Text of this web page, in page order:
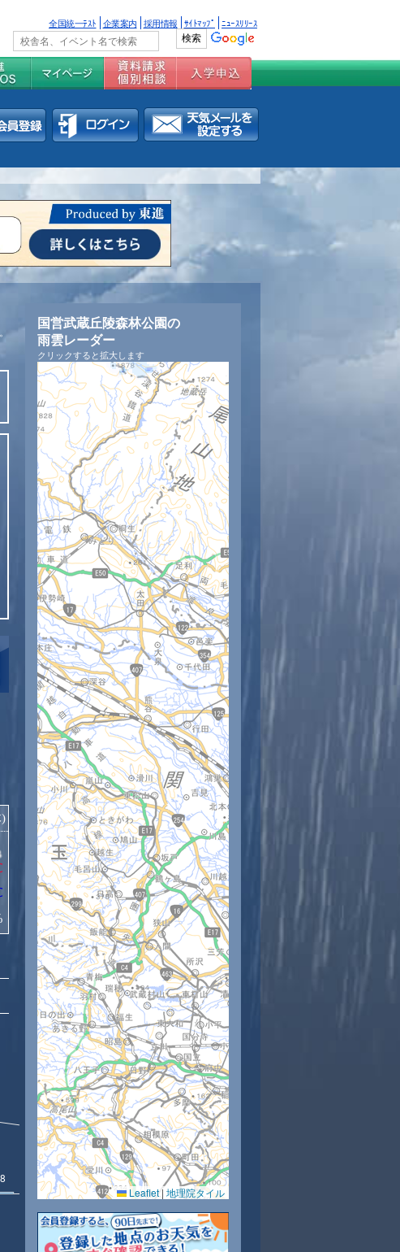
全国統一ﾃｽﾄ 企業案内 採用情報 ｻｲﾄﾏｯﾌﾟ ﾆｭｰｽﾘﾘｰｽ
10時 11時 12時 13時 14時
26 27 29 27
81 71 61 71
国営武蔵丘陵森林公園の
雨雲レーダー
クリックすると拡大します
Leaflet | 地理院タイル